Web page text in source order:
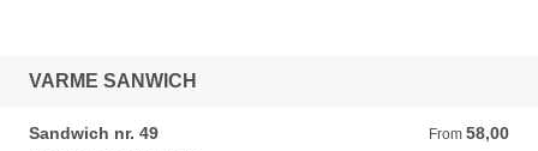
VARME SANWICH
Sandwich nr. 49 From 58,00
From 58,00 DKK